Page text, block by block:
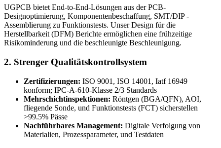
UGPCB bietet End-to-End-Lösungen aus der PCB-
Designoptimierung, Komponentenbeschaffung, SMT/DIP -
Assemblierung zu Funktionstests. Unser Design für die
Herstellbarkeit (DFM) Berichte ermöglichen eine frühzeitige
Risikominderung und die beschleunigte Beschleunigung.
2. Strenger Qualitätskontrollsystem
Zertifizierungen: ISO 9001, ISO 14001, Iatf 16949
konform; IPC-A-610-Klasse 2/3 Standards
Mehrschichtinspektionen: Röntgen (BGA/QFN), AOI,
fliegende Sonde, und Funktionstests (FCT) sicherstellen
>99.5% Pässe
Nachführbares Management: Digitale Verfolgung von
Materialien, Prozessparameter, und Testdaten